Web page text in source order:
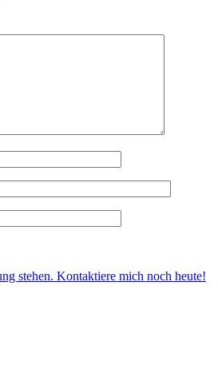
stehen. Kontaktiere mich noch heute!